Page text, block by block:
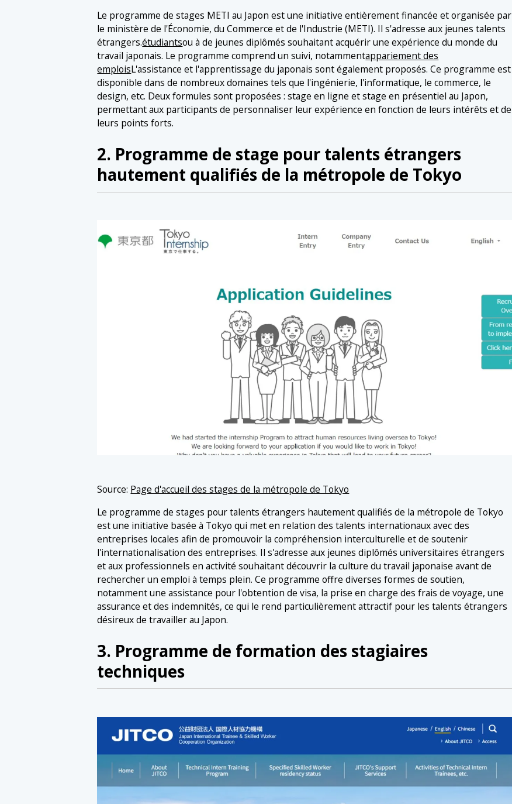
Le programme de stages METI au Japon est une initiative entièrement financée et organisée par
le ministère de l'Économie, du Commerce et de l'Industrie (METI). Il s'adresse aux jeunes talents
étrangers.étudiantsou à de jeunes diplômés souhaitant acquérir une expérience du monde du
travail japonais. Le programme comprend un suivi, notammentappariement des
emploisL'assistance et l'apprentissage du japonais sont également proposés. Ce programme est
disponible dans de nombreux domaines tels que l'ingénierie, l'informatique, le commerce, le
design, etc. Deux formules sont proposées : stage en ligne et stage en présentiel au Japon,
permettant aux participants de personnaliser leur expérience en fonction de leurs intérêts et de
leurs points forts.
2. Programme de stage pour talents étrangers
hautement qualifiés de la métropole de Tokyo
Source: Page d'accueil des stages de la métropole de Tokyo
Le programme de stages pour talents étrangers hautement qualifiés de la métropole de Tokyo
est une initiative basée à Tokyo qui met en relation des talents internationaux avec des
entreprises locales afin de promouvoir la compréhension interculturelle et de soutenir
l'internationalisation des entreprises. Il s'adresse aux jeunes diplômés universitaires étrangers
et aux professionnels en activité souhaitant découvrir la culture du travail japonaise avant de
rechercher un emploi à temps plein. Ce programme offre diverses formes de soutien,
notamment une assistance pour l'obtention de visa, la prise en charge des frais de voyage, une
assurance et des indemnités, ce qui le rend particulièrement attractif pour les talents étrangers
désireux de travailler au Japon.
3. Programme de formation des stagiaires
techniques